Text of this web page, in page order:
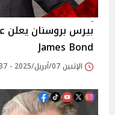
بيرس بروسنان يعلن
James Bond
الإثنين 07/أبريل/2025 - 11:37 م